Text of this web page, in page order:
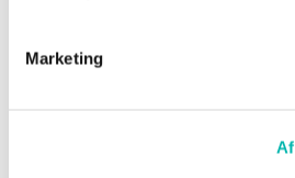
Marketing
PHOEBUS: Étude de phase IIb